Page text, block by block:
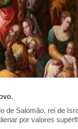
de Salomão, rei de
por valores